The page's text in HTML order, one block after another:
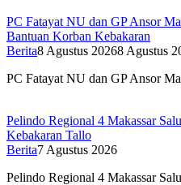
PC Fatayat NU dan GP Ansor
Bantuan Korban Kebakaran
Berita8 Agustus 20268 Agustus
PC Fatayat NU dan GP Ansor
Pelindo Regional 4 Makassar
Kebakaran Tallo
Berita7 Agustus 2026
Pelindo Regional 4 Makassar